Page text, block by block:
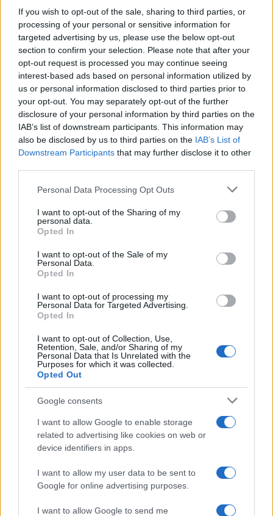
If you wish to opt-out of the sale, sharing to third parties, or
processing of your personal or sensitive information for
targeted advertising by us, please use the below opt-out
section to confirm your selection. Please note that after your
opt-out request is processed you may continue seeing
interest-based ads based on personal information utilized by
us or personal information disclosed to third parties prior to
your opt-out. You may separately opt-out of the further
disclosure of your personal information by third parties on the
IAB’s list of downstream participants. This information may
also be disclosed by us to third parties on the IAB’s List of
Downstream Participants that may further disclose it to other
Please note that this website/app uses one or more Google
not limited to your visit or usage behaviour. You may click to
grant or deny consent to Google and its third-party tags to
use your data for below specified purposes in below Google
consent section.
Personal Data Processing Opt Outs
I want to opt-out of the Sharing of my
personal data.
Opted In
I want to opt-out of the Sale of my
Personal Data.
Opted In
I want to opt-out of processing my
Personal Data for Targeted Advertising.
Opted In
I want to opt-out of Collection, Use,
Retention, Sale, and/or Sharing of my
Personal Data that Is Unrelated with the
Purposes for which it was collected.
Opted Out
Google consents
I want to allow Google to enable storage
related to advertising like cookies on web or
device identifiers in apps.
I want to allow my user data to be sent to
Google for online advertising purposes.
I want to allow Google to send me
Continua a leggere
NEWS
Petrolio in calo: Brent a 88.9 dollari, ribassi diffusi tra le
materie prime
Andrea Innocenti · 6 Ago 2026
NEWS
Petrolio in calo: Brent a 91,82$, ribassi a due cifre per greggio
NEWS